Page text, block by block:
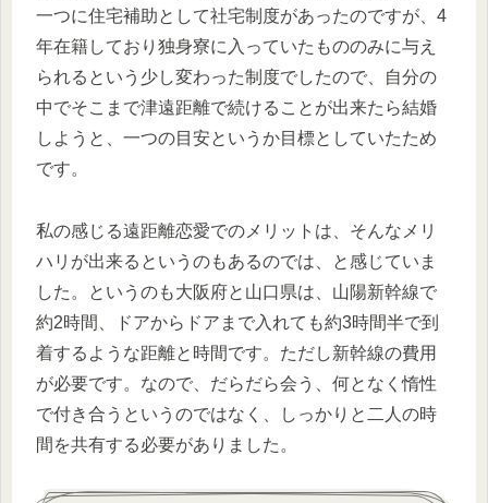
一つに住宅補助として社宅制度があったのですが、4
年在籍しており独身寮に入っていたもののみに与え
られるという少し変わった制度でしたので、自分の
中でそこまで津遠距離で続けることが出来たら結婚
しようと、一つの目安というか目標としていたため
です。
私の感じる遠距離恋愛でのメリットは、そんなメリ
ハリが出来るというのもあるのでは、と感じていま
した。というのも大阪府と山口県は、山陽新幹線で
約2時間、ドアからドアまで入れても約3時間半で到
着するような距離と時間です。ただし新幹線の費用
が必要です。なので、だらだら会う、何となく惰性
で付き合うというのではなく、しっかりと二人の時
間を共有する必要がありました。